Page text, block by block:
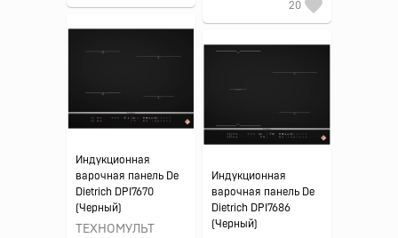
20
Индукционная
варочная панель De
Dietrich DPI7670
(Черный)
ТЕХНОМУЛЬТ
Индукционная
варочная панель De
Dietrich DPI7686
(Черный)